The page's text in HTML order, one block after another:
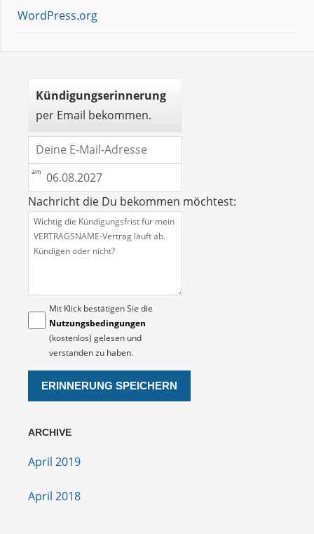
WordPress.org
Kündigungserinnerung
per Email bekommen.
Nachricht die Du bekommen möchtest:
Mit Klick bestätigen Sie die
Nutzungsbedingungen
(kostenlos) gelesen und
verstanden zu haben.
ARCHIVE
April 2019
April 2018